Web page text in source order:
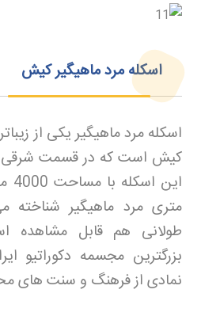
اسکله مرد ماهیگیر کیش
اسکله مرد ماهیگیر یکی از
کیش است که در قسمت شرقی
متری مرد ماهیگیر
طولانی هم قابل
بزرگترین مجسمه دکوراتیو
نمادی از فرهنگ و سنت های